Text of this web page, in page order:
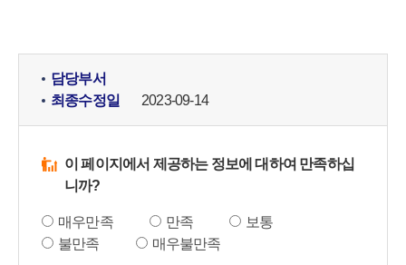
담당부서
최종수정일
2023-09-14
이 페이지에서 제공하는 정보에 대하여 만족하십
니까?
매우만족 만족
보통
불만족
매우불만족